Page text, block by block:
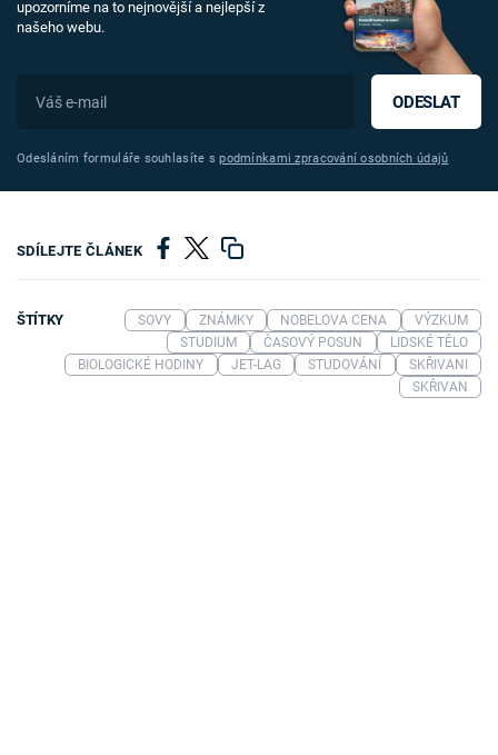
upozorníme na to nejnovější a nejlepší z
našeho webu.
ODESLAT
Odesláním formuláře souhlasíte spodmínkami zpracování osobních údajů
SDÍLEJTE ČLÁNEK
ŠTÍTKY SOVY ZNÁMKY NOBELOVA CENA
VÝZKUM
STUDIUM
ČASOVÝ POSUN
LIDSKÉ TĚLO
BIOLOGICKÉ HODINY
JET-LAG STUDOVÁNÍ
SKŘIVANI
SKŘIVAN